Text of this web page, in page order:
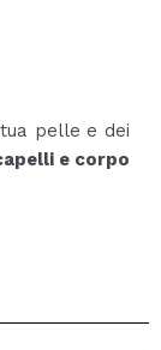
pelle e dei
e corpo
avvolge
appesantirli,